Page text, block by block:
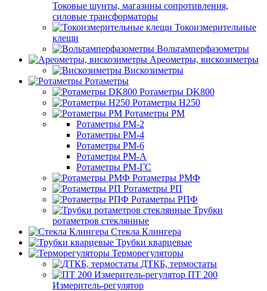
Токовые шунты, магазины сопротивления,
силовые трансформаторы
Токоизмерительные
клещи
Вольтамперфазометры
Ареометры, вискозиметры
Вискозиметры
Ротаметры
Ротаметры DK800
Ротаметры H250
Ротаметры РМ
Ротаметры РМ-2
Ротаметры РМ-4
Ротаметры РМ-6
Ротаметры РМ-А
Ротаметры РМ-ГС
Ротаметры РМФ
Ротаметры РП
Ротаметры РПФ
Трубки
ротаметров стеклянные
Стекла Клингера
Трубки кварцевые
Терморегуляторы
ДТКБ, термостаты
ПТ 200
Измеритель-регулятор